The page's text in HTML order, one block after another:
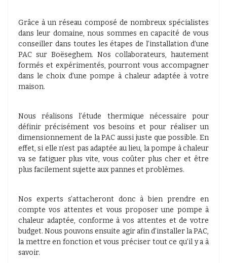
Grâce à un réseau composé de nombreux spécialistes
dans leur domaine, nous sommes en capacité de vous
conseiller dans toutes les étapes de l’installation d’une
PAC sur Boëseghem. Nos collaborateurs, hautement
formés et expérimentés, pourront vous accompagner
dans le choix d’une pompe à chaleur adaptée à votre
maison.
Nous réalisons l’étude thermique nécessaire pour
définir précisément vos besoins et pour réaliser un
dimensionnement de la PAC aussi juste que possible. En
effet, si elle n’est pas adaptée au lieu, la pompe à chaleur
va se fatiguer plus vite, vous coûter plus cher et être
plus facilement sujette aux pannes et problèmes.
Nos experts s’attacheront donc à bien prendre en
compte vos attentes et vous proposer une pompe à
chaleur adaptée, conforme à vos attentes et de votre
budget. Nous pouvons ensuite agir afin d’installer la PAC,
la mettre en fonction et vous préciser tout ce qu’il y a à
savoir.